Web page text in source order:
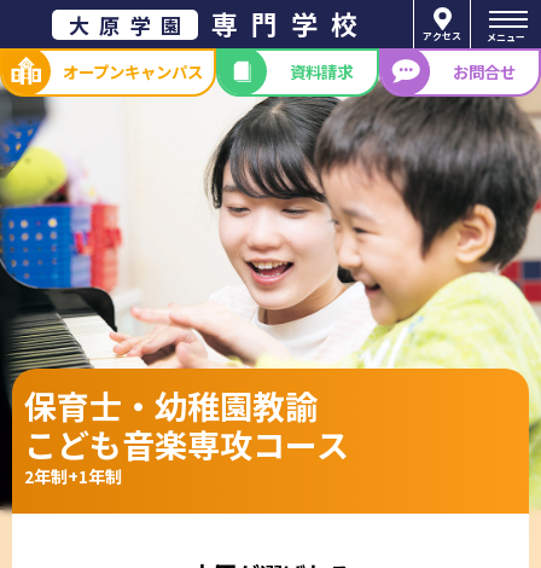
大原学園 専門学校 アクセス メニュー
オープンキャンパス 資料請求 お問合せ
保育士・幼稚園教諭
こども音楽専攻コース
2年制+1年制